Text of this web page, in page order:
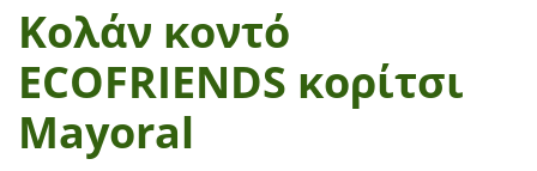
Κολάν κοντό
ECOFRIENDS κορίτσι
Mayoral